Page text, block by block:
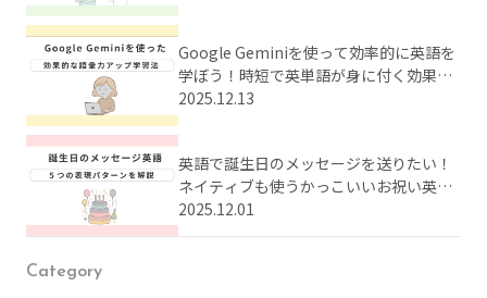
Google Geminiを使って効率的に英語を
学ぼう！時短で英単語が身に付く効果的
な学習法とは？
2025.12.13
英語で誕生日のメッセージを送りたい！
ネイティブも使うかっこいいお祝い英語
をまとめてご紹介
2025.12.01
Category